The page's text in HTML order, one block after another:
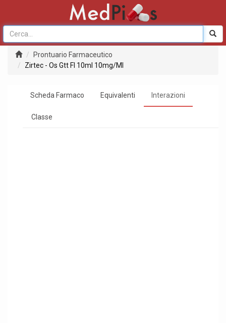
Prontuario Farmaceutico
Zirtec - Os Gtt Fl 10ml 10mg/Ml
Scheda Farmaco Equivalenti Interazioni
Classe